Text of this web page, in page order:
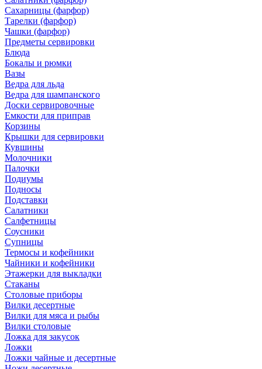
Сахарницы (фарфор)
Тарелки (фарфор)
Чашки (фарфор)
Предметы сервировки
Блюда
Бокалы и рюмки
Вазы
Ведра для льда
Ведра для шампанского
Доски сервировочные
Емкости для приправ
Корзины
Крышки для сервировки
Кувшины
Молочники
Палочки
Подиумы
Подносы
Подставки
Салатники
Салфетницы
Соусники
Супницы
Термосы и кофейники
Чайники и кофейники
Этажерки для выкладки
Стаканы
Столовые приборы
Вилки десертные
Вилки для мяса и рыбы
Вилки столовые
Ложка для закусок
Ложки
Ложки чайные и десертные